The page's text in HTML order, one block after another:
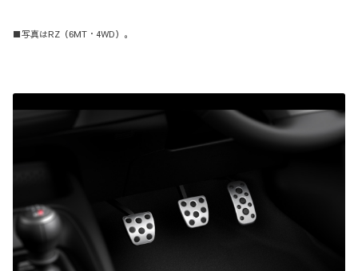
■写真はRZ（6MT・4WD）。